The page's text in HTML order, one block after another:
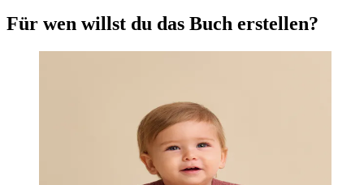
Für wen willst du das Buch erstellen?